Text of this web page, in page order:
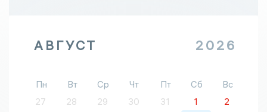
АВГУСТ 2026
Пн Вт Ср Чт Пт Сб
Вс
27
28 29 30 31 1
2